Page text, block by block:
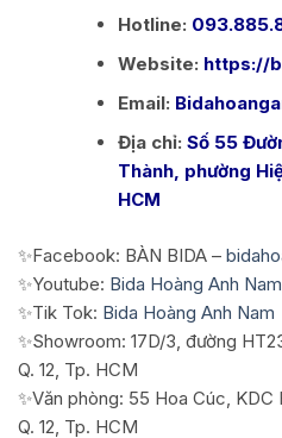
Hotline:
Website: https://
Email:
Địa chỉ: Số 55
Thành, phường
HCM
✨Facebook: BÀN BIDA –
✨Youtube: Bida Hoàng Anh
✨Tik Tok: Bida Hoàng Anh Nam
✨Showroom: 17D/3, đường
Q. 12, Tp. HCM
✨Văn phòng: 55 Hoa Cúc, KDC
Q. 12, Tp. HCM